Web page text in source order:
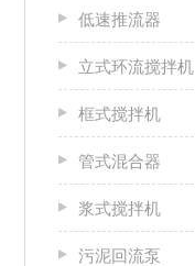
低速推流器
立式环流搅拌机
框式搅拌机
管式混合器
浆式搅拌机
污泥回流泵